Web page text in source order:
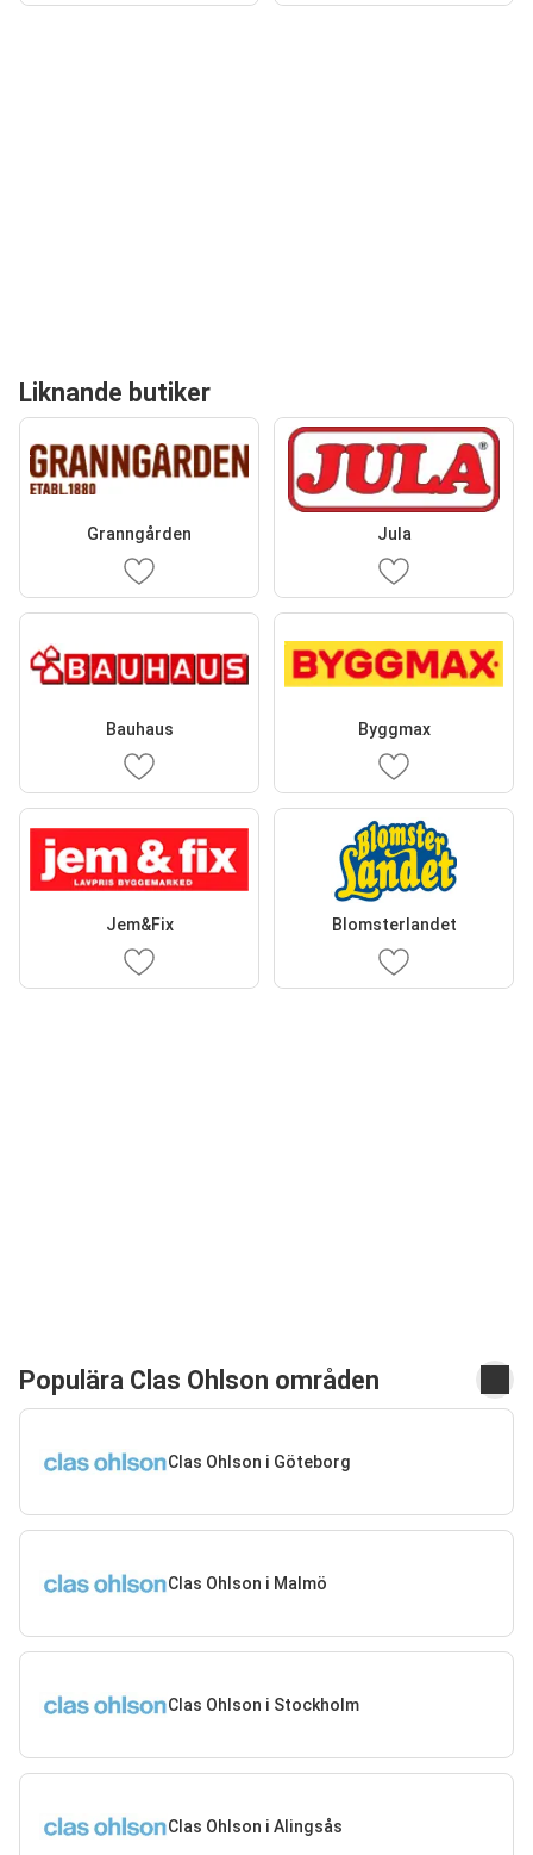
Liknande butiker
Granngården Jula
Bauhaus Byggmax
Jem&Fix Blomsterlandet
Populära Clas Ohlson områden
Clas Ohlson i Göteborg
Clas Ohlson i Malmö
Clas Ohlson i Stockholm
Clas Ohlson i Alingsås